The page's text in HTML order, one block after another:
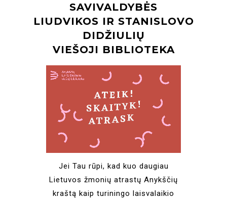
SAVIVALDYBĖS
LIUDVIKOS IR STANISLOVO
DIDŽIULIŲ
VIEŠOJI BIBLIOTEKA
Jei Tau rūpi, kad kuo daugiau
Lietuvos žmonių atrastų Anykščių
kraštą kaip turiningo laisvalaikio